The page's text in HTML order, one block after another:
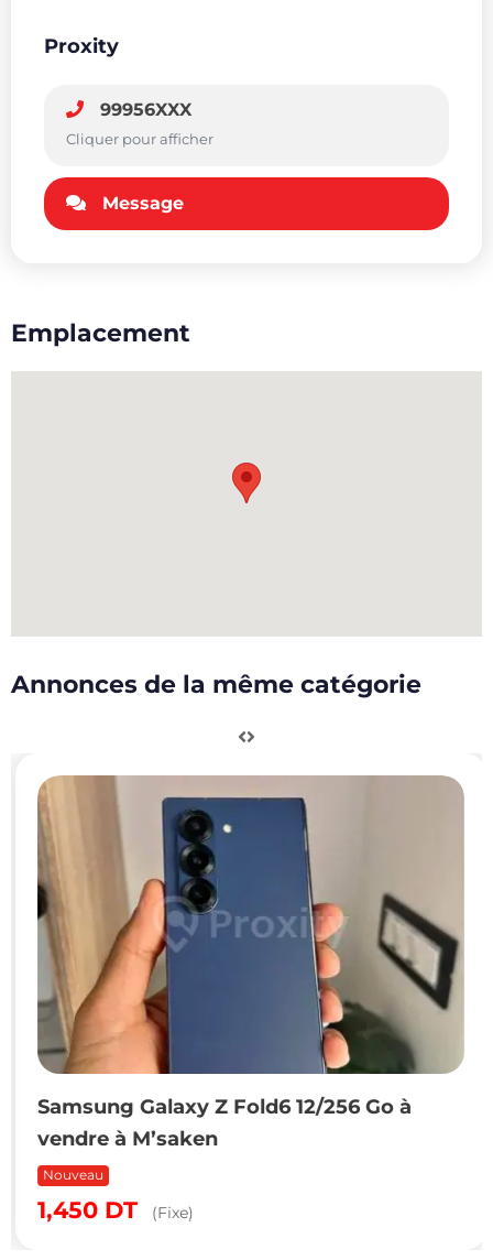
Proxity
99956XXX
Cliquer pour afficher
Message
Emplacement
Annonces de la même catégorie
Samsung Galaxy Z Fold6 12/256 Go à
vendre à M’saken
Nouveau
1,450 DT (Fixe)